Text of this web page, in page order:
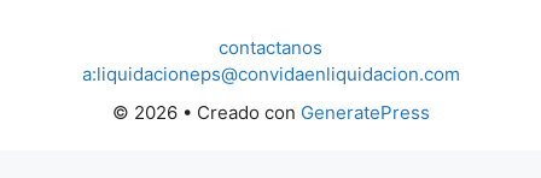
contactanos
a:liquidacioneps@convidaenliquidacion.com
© 2026 • Creado con GeneratePress